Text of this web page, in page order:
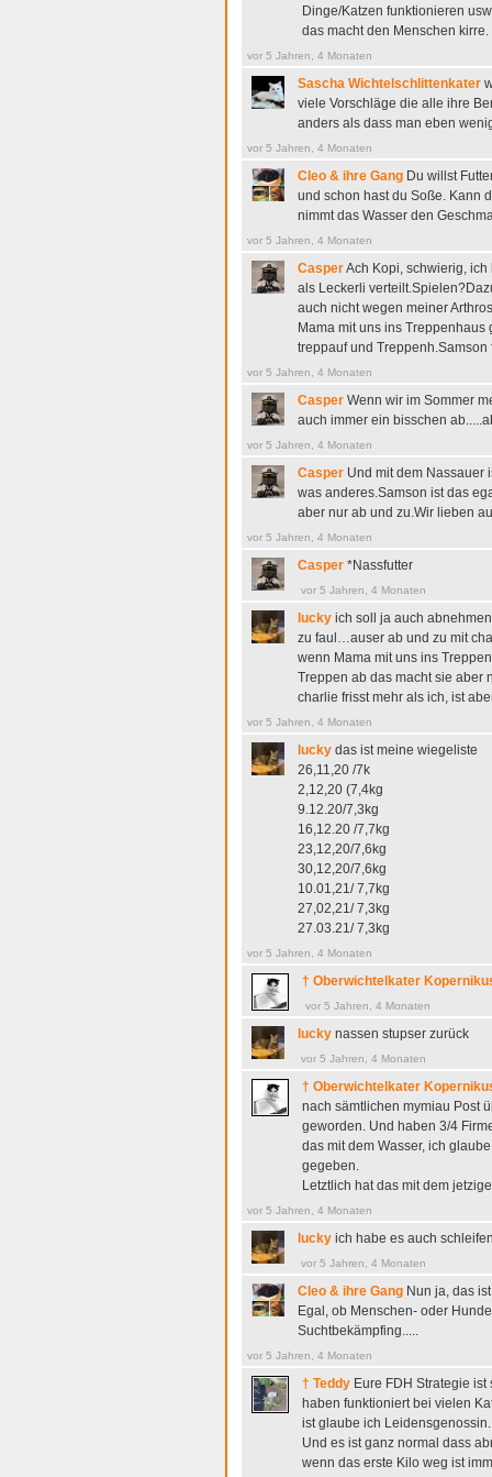
Dinge/Katzen funktionieren
das macht den Menschen kirre.
vor 5 Jahren, 4 Monaten
Sascha Wichtelschlittenkater
viele Vorschläge die alle ihre
anders als dass man eben
vor 5 Jahren, 4 Monaten
Cleo & ihre Gang Du willst
und schon hast du Soße. Kann
nimmt das Wasser den
vor 5 Jahren, 4 Monaten
CasperAch Kopi, schwierig,
als Leckerli
auch nicht wegen meiner
Mama mit uns ins
treppauf und
vor 5 Jahren, 4 Monaten
Casper Wenn wir im Sommer
auch immer ein bisschen
vor 5 Jahren, 4 Monaten
Casper Und mit dem Nassauer
was anderes.Samson ist das
aber nur ab und zu.Wir lieben
vor 5 Jahren, 4 Monaten
Casper *Nassfutter
vor 5 Jahren, 4 Monaten
lucky ich soll ja auch
zu faul…auser ab und zu mit
wenn Mama mit uns ins
Treppen ab das macht sie aber
charlie frisst mehr als ich, ist
vor 5 Jahren, 4 Monaten
lucky das ist meine wiegeliste
26,11,20 /7k
2,12,20 (7,4kg
9.12.20/7,3kg
16,12.20 /7,7kg
23,12,20/7,6kg
30,12,20/7,6kg
10.01,21/ 7,7kg
27,02,21/ 7,3kg
27.03.21/ 7,3kg
vor 5 Jahren, 4 Monaten
† Oberwichtelkater
vor 5 Jahren, 4 Monaten
lucky nassen stupser zurück
vor 5 Jahren, 4 Monaten
† Oberwichtelkater
nach sämtlichen mymiau Post
geworden. Und haben 3/4
das mit dem Wasser, ich
gegeben.
Letztlich hat das mit dem
vor 5 Jahren, 4 Monaten
lucky ich habe es auch
vor 5 Jahren, 4 Monaten
Cleo & ihre Gang Nun ja, das
Egal, ob Menschen- oder
Suchtbekämpfing.....
vor 5 Jahren, 4 Monaten
† Teddy Eure FDH Strategie
haben funktioniert bei vielen
ist glaube ich Leidensgenossin.
Und es ist ganz normal dass
wenn das erste Kilo weg ist